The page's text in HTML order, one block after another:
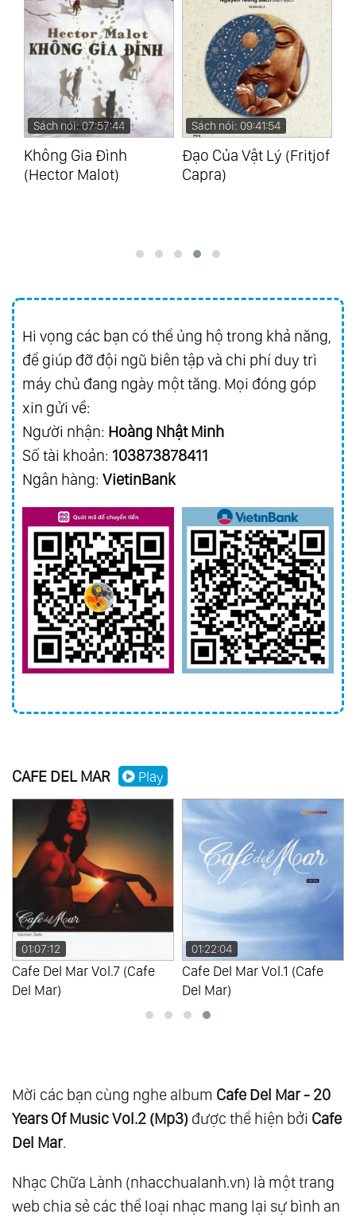
Sách nói: 07:57:44
Không Gia Đình
(Hector Malot)
Sách nói: 09:41:54
Đạo Của Vật Lý (Fritjof
Capra)
Hi vọng các bạn có thể ủng hộ trong khả năng,
để giúp đỡ đội ngũ biên tập và chi phí duy trì
máy chủ đang ngày một tăng. Mọi đóng góp
xin gửi về:
Người nhận: Hoàng Nhật Minh
Số tài khoản: 103873878411
Ngân hàng: VietinBank
CAFE DEL MAR Play
01:07:12
Cafe Del Mar Vol.7 (Cafe
Del Mar)
01:22:04
Cafe Del Mar Vol.1 (Cafe
Del Mar)
Mời các bạn cùng nghe album Cafe Del Mar - 20
Years Of Music Vol.2 (Mp3) được thể hiện bởi Cafe
Del Mar.
Nhạc Chữa Lành (nhacchualanh.vn) là một trang
web chia sẻ các thể loại nhạc mang lại sự bình an